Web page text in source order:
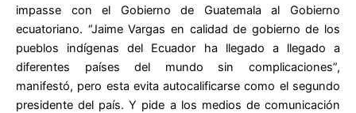
impasse con el Gobierno de Guatemala al Gobierno
ecuatoriano. “Jaime Vargas en calidad de gobierno de los
pueblos indígenas del Ecuador ha llegado a llegado a
diferentes países del mundo sin complicaciones”,
manifestó, pero esta evita autocalificarse como el segundo
presidente del país. Y pide a los medios de comunicación